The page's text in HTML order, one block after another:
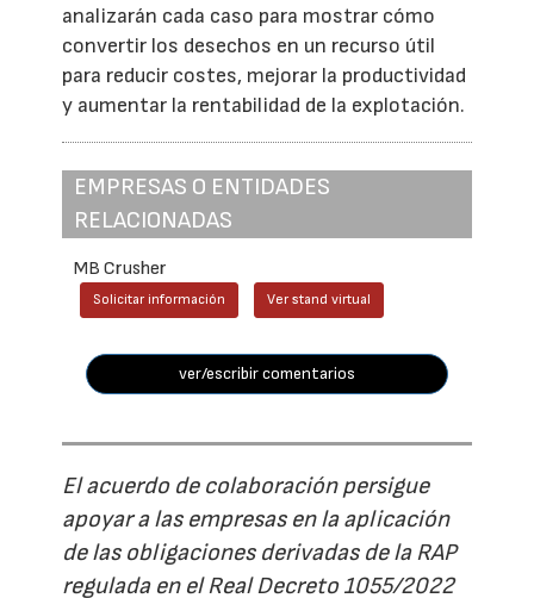
analizarán cada caso para mostrar cómo
convertir los desechos en un recurso útil
para reducir costes, mejorar la productividad
y aumentar la rentabilidad de la explotación.
EMPRESAS O ENTIDADES
RELACIONADAS
MB Crusher
Solicitar información Ver stand virtual
ver/escribir comentarios
El acuerdo de colaboración persigue
apoyar a las empresas en la aplicación
de las obligaciones derivadas de la RAP
regulada en el Real Decreto 1055/2022